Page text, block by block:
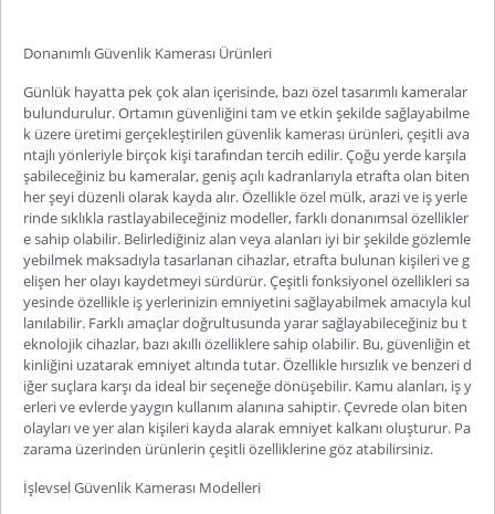
Donanımlı Güvenlik Kamerası Ürünleri
Günlük hayatta pek çok alan içerisinde, bazı özel tasarımlı kameralar
bulundurulur. Ortamın güvenliğini tam ve etkin şekilde sağlayabilme
k üzere üretimi gerçekleştirilen güvenlik kamerası ürünleri, çeşitli ava
ntajlı yönleriyle birçok kişi tarafından tercih edilir. Çoğu yerde karşıla
şabileceğiniz bu kameralar, geniş açılı kadranlarıyla etrafta olan biten
her şeyi düzenli olarak kayda alır. Özellikle özel mülk, arazi ve iş yerle
rinde sıklıkla rastlayabileceğiniz modeller, farklı donanımsal özellikler
e sahip olabilir. Belirlediğiniz alan veya alanları iyi bir şekilde gözlemle
yebilmek maksadıyla tasarlanan cihazlar, etrafta bulunan kişileri ve g
elişen her olayı kaydetmeyi sürdürür. Çeşitli fonksiyonel özellikleri sa
yesinde özellikle iş yerlerinizin emniyetini sağlayabilmek amacıyla kul
lanılabilir. Farklı amaçlar doğrultusunda yarar sağlayabileceğiniz bu t
eknolojik cihazlar, bazı akıllı özelliklere sahip olabilir. Bu, güvenliğin et
kinliğini uzatarak emniyet altında tutar. Özellikle hırsızlık ve benzeri d
iğer suçlara karşı da ideal bir seçeneğe dönüşebilir. Kamu alanları, iş y
erleri ve evlerde yaygın kullanım alanına sahiptir. Çevrede olan biten
olayları ve yer alan kişileri kaydaalarak emniyet kalkanı oluşturur. Pa
zarama üzerinden ürünlerin çeşitli özelliklerine göz atabilirsiniz.
İşlevsel Güvenlik Kamerası Modelleri